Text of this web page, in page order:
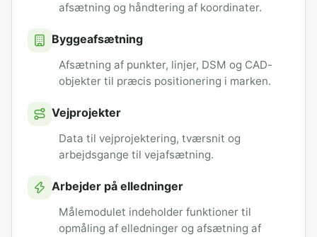
afsætning og håndtering af koordinater.
Byggeafsætning
Afsætning af punkter, linjer, DSM og CAD-
objekter til præcis positionering i marken.
Vejprojekter
Data til vejprojektering, tværsnit og
arbejdsgange til vejafsætning.
Arbejder på elledninger
Målemodulet indeholder funktioner til
opmåling af elledninger og afsætning af